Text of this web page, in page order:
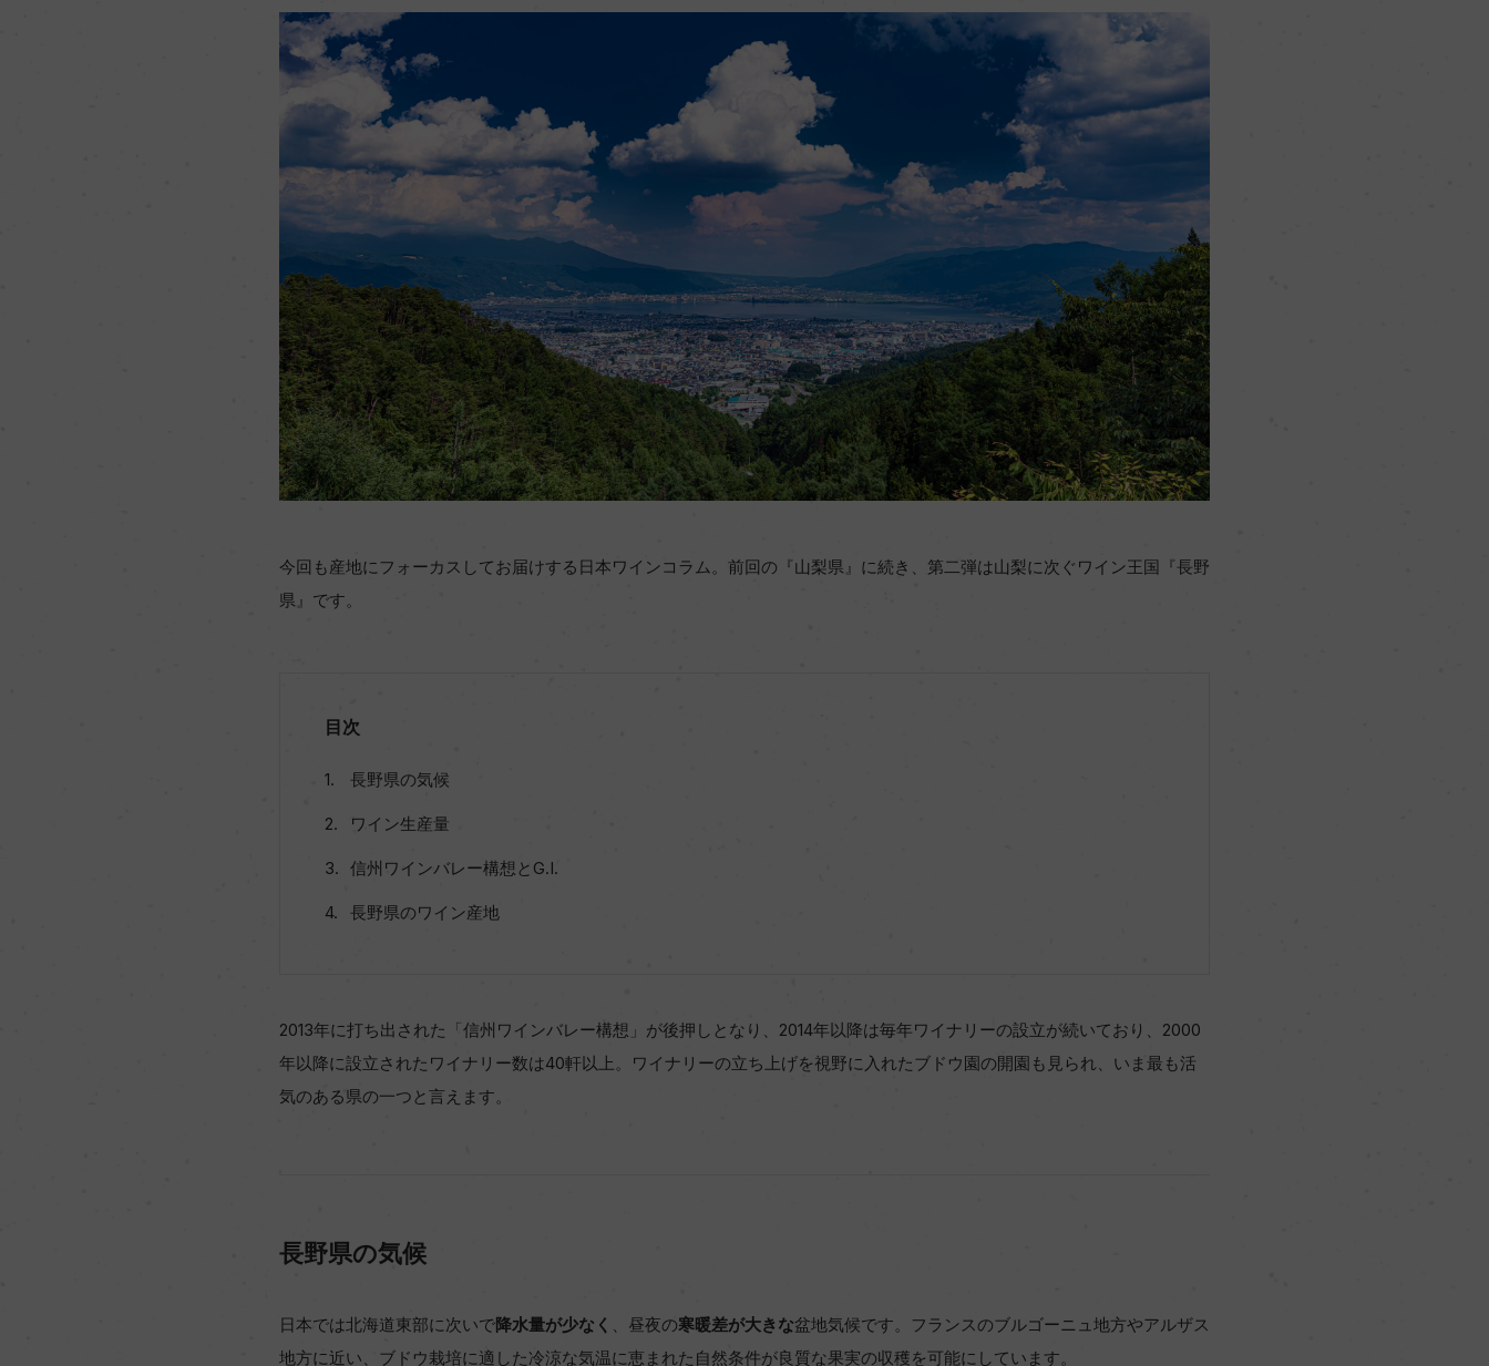
今回も産地にフォーカスしてお届けする日本ワインコラム。前回の『山梨県』に続き、第二弾は山梨に次ぐワイン王国『長野
県』です。
目次
長野県の気候
ワイン生産量
信州ワインバレー構想とG.I.
長野県のワイン産地
2013年に打ち出された「信州ワインバレー構想」が後押しとなり、2014年以降は毎年ワイナリーの設立が続いており、2000
年以降に設立されたワイナリー数は40軒以上。ワイナリーの立ち上げを視野に入れたブドウ園の開園も見られ、いま最も活
気のある県の一つと言えます。
長野県の気候
日本では北海道東部に次いで降水量が少なく 、昼夜の寒暖差が大きな盆地気候です。フランスのブルゴーニュ地方やアルザス
地方に近い、ブドウ栽培に適した冷涼な気温に恵まれた自然条件が良質な果実の収穫を可能にしています。